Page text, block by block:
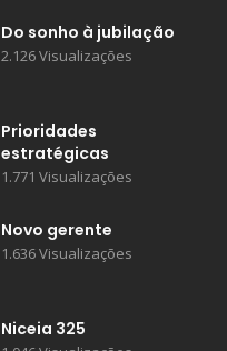
Do sonho à jubilação
2.126 Visualizações
Prioridades
estratégicas
1.771 Visualizações
Novo gerente
1.636 Visualizações
Niceia 325